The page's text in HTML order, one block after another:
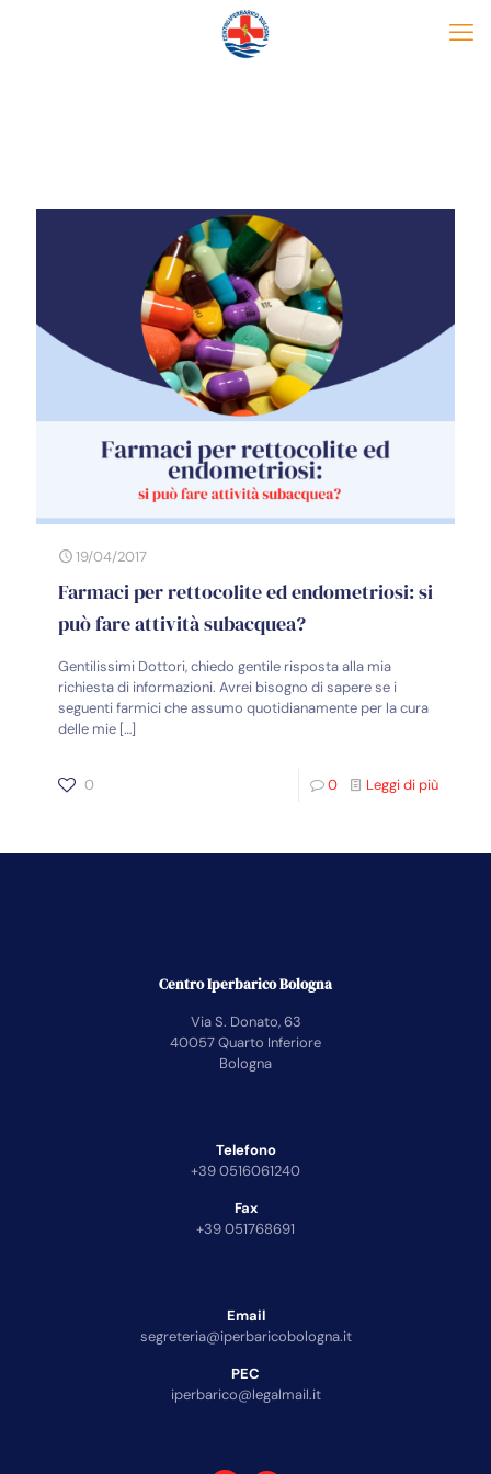
19/04/2017
Farmaci per rettocolite ed endometriosi: si
può fare attività subacquea?
Gentilissimi Dottori, chiedo gentile risposta alla mia
richiesta di informazioni. Avrei bisogno di sapere se i
seguenti farmici che assumo quotidianamente per la cura
delle mie […]
0 0 Leggi di più
Centro Iperbarico Bologna
Via S. Donato, 63
40057 Quarto Inferiore
Bologna
Telefono
+39 0516061240
Fax
+39 051768691
Email
segreteria@iperbaricobologna.it
PEC
iperbarico@legalmail.it